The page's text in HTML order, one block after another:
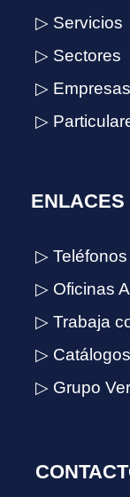
▷ Servicios
▷ Sectores
▷ Empresas
▷
ENLACES
▷
▷ Oficinas
▷ Trabaja
▷
▷ Grupo